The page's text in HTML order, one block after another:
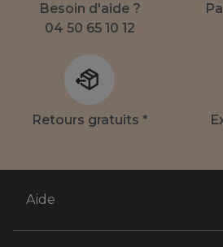
Besoin d'aide ?
04 50 65 10 12
Retours gratuits *
Aide